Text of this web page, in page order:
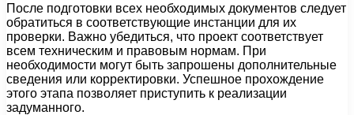
После подготовки всех необходимых документов следует
обратиться в соответствующие инстанции для их
проверки. Важно убедиться, что проект соответствует
всем техническим и правовым нормам. При
необходимости могут быть запрошены дополнительные
сведения или корректировки. Успешное прохождение
этого этапа позволяет приступить к реализации
задуманного.